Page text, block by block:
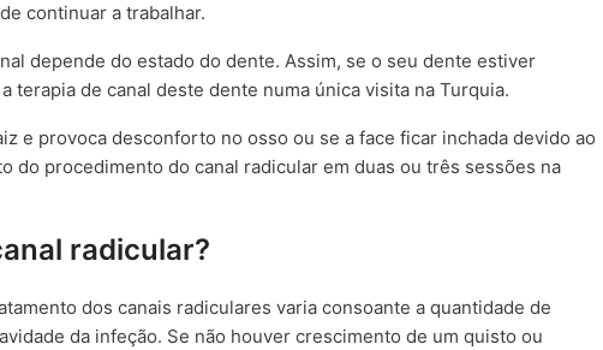
continuar a trabalhar.
depende do estado do dente. Assim, se o seu dente estiver
terapia de canal deste dente numa única visita na Turquia.
e provoca desconforto no osso ou se a face ficar inchada devido ao
do procedimento do canal radicular em duas ou três sessões na
radicular?
dos canais radiculares varia consoante a quantidade de
da infeção. Se não houver crescimento de um quisto ou